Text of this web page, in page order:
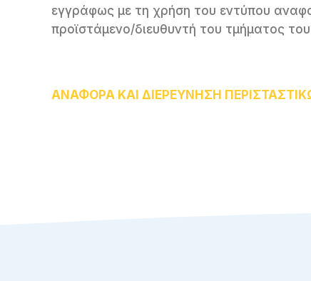
εγγράφως με τη χρήση του εντύπου
προϊστάμενο/διευθυντή του τμήματος
ΑΝΑΦΟΡΑ ΚΑΙ ΔΙΕΡΕΥΝΗΣΗ